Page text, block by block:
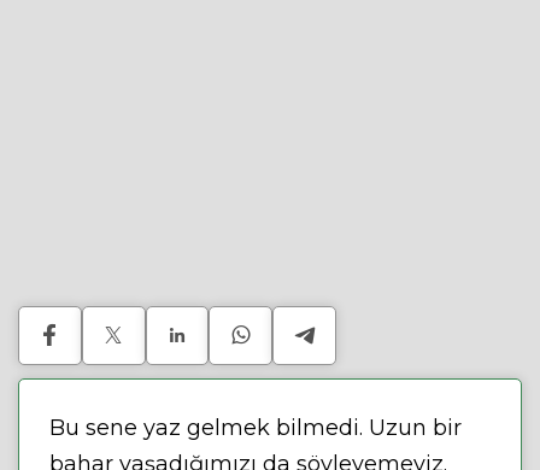
Bu sene yaz gelmek bilmedi. Uzun bir
bahar yaşadığımızı da söyleyemeyiz.